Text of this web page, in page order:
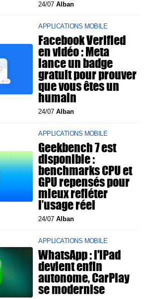
24/07Alban
APPLICATIONS MOBILE
Facebook Verified
en vidéo : Meta
lance un badge
gratuit pour prouver
que vous êtes un
humain
24/07Alban
APPLICATIONS MOBILE
Geekbench 7 est
disponible :
benchmarks CPU et
GPU repensés pour
mieux refléter
l’usage réel
24/07Alban
APPLICATIONS MOBILE
WhatsApp : l'iPad
devient enfin
autonome, CarPlay
se modernise